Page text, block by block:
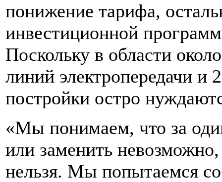
понижение тарифа,
инвестиционной
Поскольку в области
линий электропередачи и
постройки остро
«Мы понимаем, что за
или заменить
нельзя. Мы попытаемся